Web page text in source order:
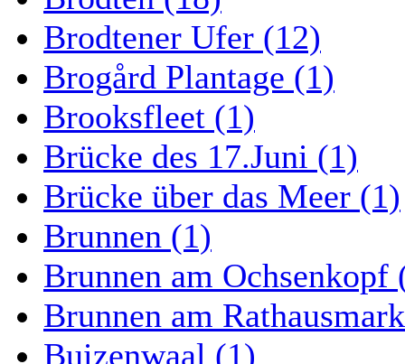
Brodtener Ufer (12)
Brogård Plantage (1)
Brooksfleet (1)
Brücke des 17.Juni (1)
Brücke über das Meer (1)
Brunnen (1)
Brunnen am Ochsenkopf
Brunnen am
Buizenwaal (1)